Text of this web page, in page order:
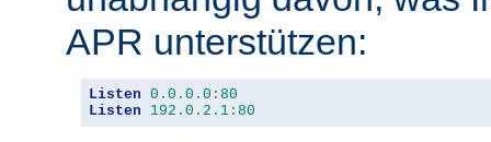
APR unterstützen:
Listen 0.0 . 0.0 : 80
Listen
192.0 . 2.1 : 80